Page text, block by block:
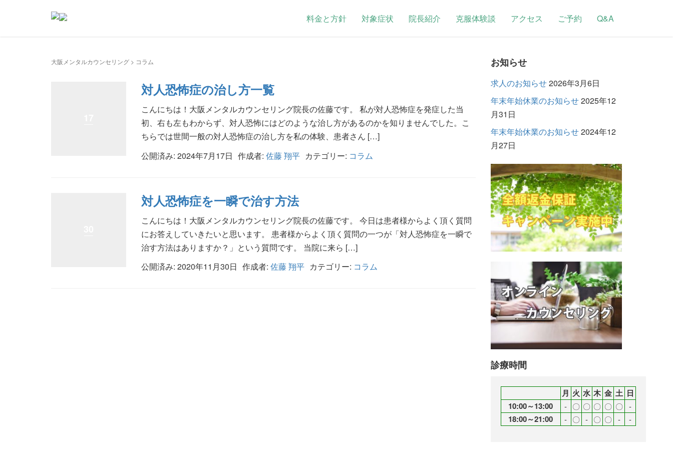
料金と方針 対象症状 院長紹介 克服体験談 アクセス ご予約 Q&A
大阪メンタルカウンセリング > コラム
対人恐怖症の治し方一覧
こんにちは！大阪メンタルカウンセリング院長の佐藤です。 私が対人恐怖症を発症した当
初、右も左もわからず、対人恐怖にはどのような治し方があるのかを知りませんでした。こ
ちらでは世間一般の対人恐怖症の治し方を私の体験、患者さん […]
公開済み: 2024年7月17日 作成者: 佐藤 翔平 カテゴリー: コラム
対人恐怖症を一瞬で治す方法
こんにちは！大阪メンタルカウンセリング院長の佐藤です。 今日は患者様からよく頂く質問
にお答えしていきたいと思います。 患者様からよく頂く質問の一つが「対人恐怖症を一瞬で
治す方法はありますか？」という質問です。 当院に来ら […]
公開済み: 2020年11月30日 作成者: 佐藤 翔平 カテゴリー: コラム
お知らせ
求人のお知らせ2026年3月6日
年末年始休業のお知らせ2025年12
月31日
年末年始休業のお知らせ2024年12
月27日
診療時間
月 火 水 木 金 土 日
10:00～13:00
‐ 〇 〇 〇 〇 〇 ‐
18:00～21:00 ‐ 〇 ‐ 〇 〇 ‐ ‐